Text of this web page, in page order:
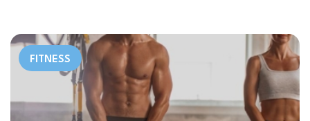
FITNESS